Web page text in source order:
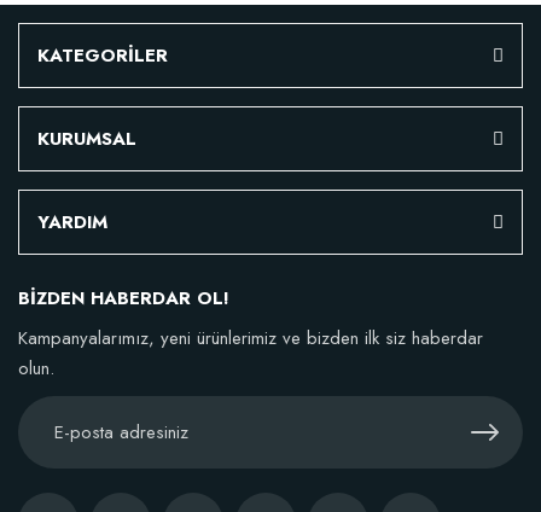
Çiçek Soğanları İçin Özel Karışım Çiçek Soğanı Dikim Gübresi (50 Soğan
106,81 TL
Sepete Ekle
KATEGORİLER
KURUMSAL
YARDIM
BİZDEN HABERDAR OL!
Kampanyalarımız, yeni ürünlerimiz ve bizden ilk siz haberdar
olun.